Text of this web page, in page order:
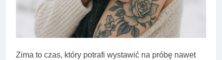
Zima to czas, który potrafi wystawić na próbę nawet